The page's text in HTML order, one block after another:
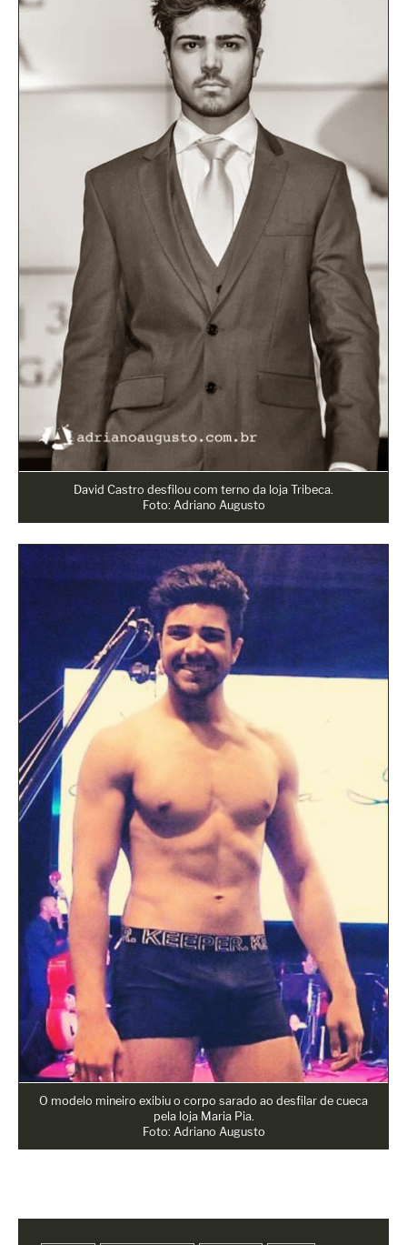
David Castro desfilou com terno da loja Tribeca.
Foto: Adriano Augusto
O modelo mineiro exibiu o corpo sarado ao desfilar de cueca
pela loja Maria Pia.
Foto: Adriano Augusto